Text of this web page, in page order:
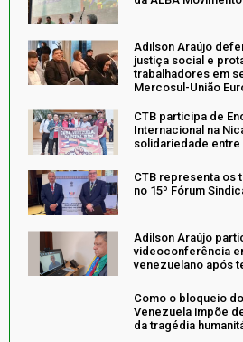
Adilson Araújo
justiça social e
trabalhadores em
Mercosul-União
CTB participa de
Internacional na
solidariedade entre
CTB representa os
no 15º Fórum
Adilson Araújo
videoconferência
venezuelano após
Como o bloqueio
Venezuela impõe
da tragédia